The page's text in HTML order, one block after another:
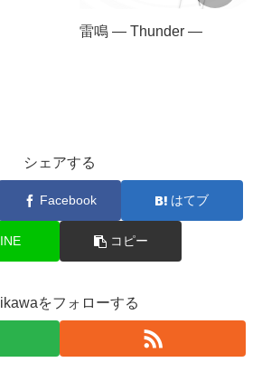
雷鳴 — Thunder —
シェアする
Facebook はてブ
コピー
をフォローする